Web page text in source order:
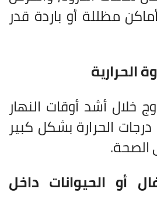
مظللة أو باردة قدر
الحرارية
خلال أشد أوقات النهار
الحرارة بشكل كبير
أو الحيوانات داخل